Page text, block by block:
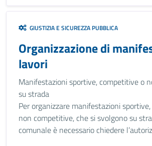
GIUSTIZIA E SICUREZZA PUBBLICA
Organizzazione di
lavori
Manifestazioni sportive, competitive o
su strada
Per organizzare manifestazioni
non competitive, che si svolgono su
comunale è necessario chiedere